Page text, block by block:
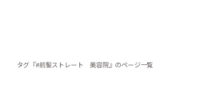
タグ『#前髪ストレート 美容院』のページ一覧